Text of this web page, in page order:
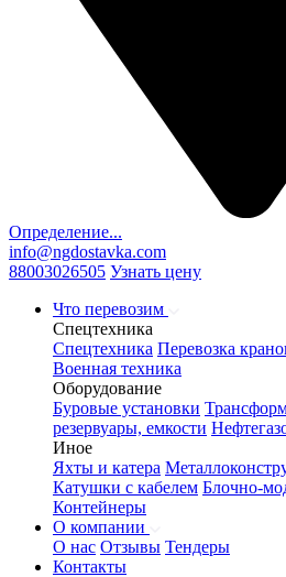
Определение...
info@ngdostavka.com
88003026505 Узнать цену
Что перевозим
Спецтехника
Спецтехника Перевозка
Военная техника
Оборудование
Буровые установки
резервуары, емкости
Иное
Яхты и катера
Катушки с кабелем Блочно-
Контейнеры
О компании
О нас Отзывы Тендеры
Контакты